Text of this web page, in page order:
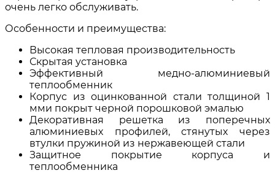
очень легко обслуживать.
Особенности и преимущества:
Высокая тепловая производительность
Скрытая установка
Эффективный медно-алюминиевый
теплообменник
Корпус из оцинкованной стали толщиной 1
мми покрыт черной порошковой эмалью
Декоративная решетка из поперечных
алюминиевых профилей, стянутых через
втулки пружиной из нержавеющей стали
Защитное покрытие корпуса и
теплообменника